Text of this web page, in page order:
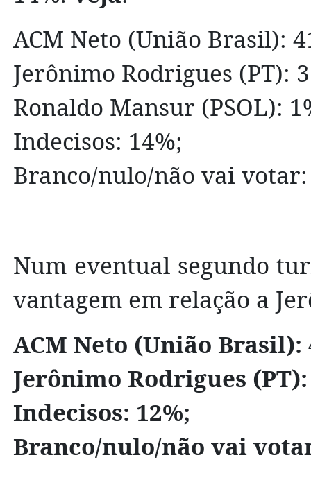
ACM Neto (União Brasil):
Jerônimo Rodrigues (PT):
Ronaldo Mansur (PSOL):
Indecisos: 14%;
Branco/nulo/não vai votar:
Num eventual segundo
vantagem em relação a
ACM Neto (União Brasil):
Jerônimo Rodrigues (PT):
Indecisos: 12%;
Branco/nulo/não vai